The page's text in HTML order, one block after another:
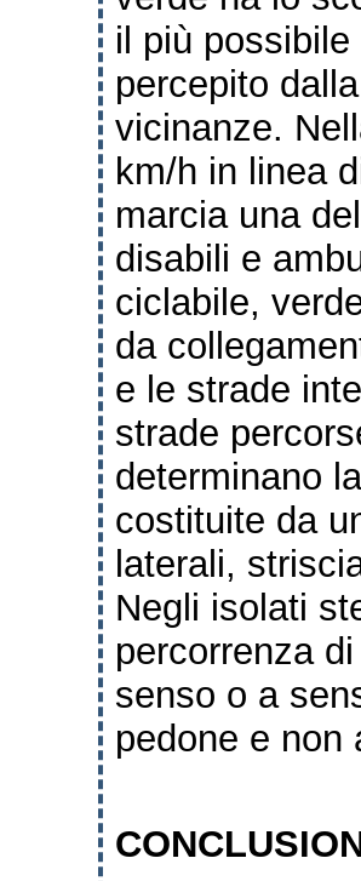
il più possibile
percepito
vicinanze.
km/h in linea
marcia una
disabili e
ciclabile,
da
e le strade
strade
determinano
costituite da
laterali,
Negli isolati
percorrenza
senso o a
pedone e non